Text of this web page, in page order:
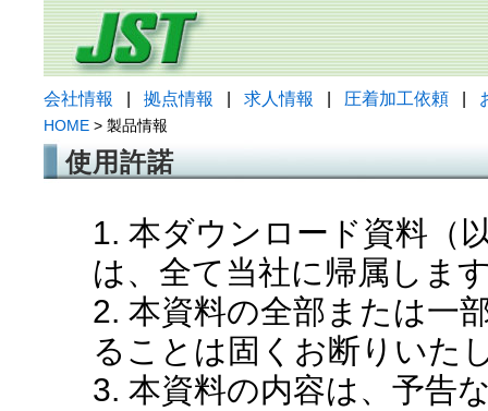
会社情報 拠点情報 求人情報 圧着加工依頼
HOME > 製品情報
使用許諾
1. 本ダウンロード資料（
は、全て当社に帰属しま
2. 本資料の全部または一
ることは固くお断りいた
3. 本資料の内容は、予告